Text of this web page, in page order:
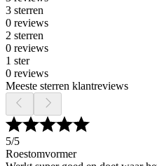
3 sterren
0 reviews
2 sterren
0 reviews
1 ster
0 reviews
Meeste sterren klantreviews
5/5
Roestomvormer